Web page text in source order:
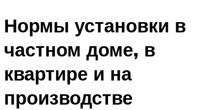
Нормы установки в
частном доме, в
квартире и на
производстве